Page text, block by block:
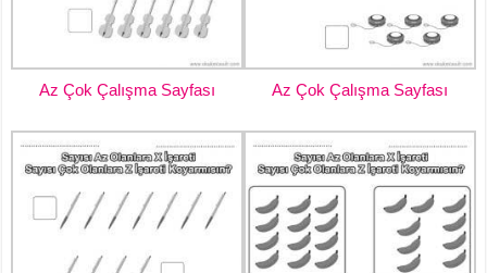
Az Çok Çalışma Sayfası Az Çok Çalışma Sayfası